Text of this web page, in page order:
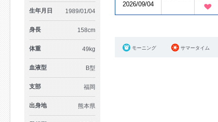
生年月日 1989/01/04
身長 158cm
体重 49kg
血液型 B型
支部 福岡
出身地 熊本県
2026/09/04
モーニング サマータイム